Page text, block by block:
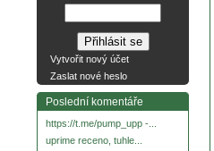
Vytvořit nový účet
Zaslat nové heslo
Poslední komentáře
https://t.me/pump_upp -...
uprime receno, tuhle...